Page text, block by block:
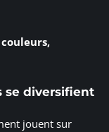
se diversifient
jouent sur